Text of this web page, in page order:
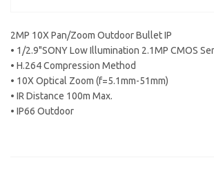
2MP 10X Pan/Zoom Outdoor Bullet IP
• 1/2.9"SONY Low Illumination 2.1MP CMOS
• H.264 Compression Method
• 10X Optical Zoom (f=5.1mm-51mm)
• IR Distance 100m Max.
• IP66 Outdoor